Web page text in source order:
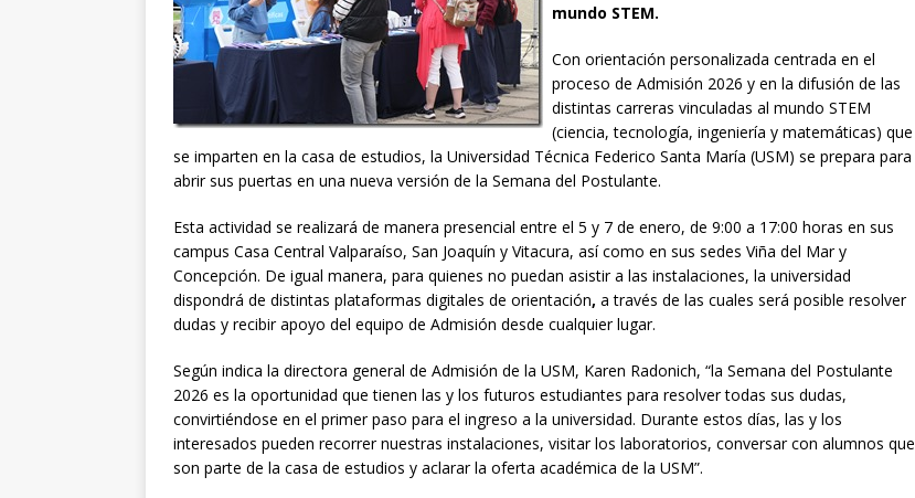
mundo STEM.
Con orientación personalizada centrada en el
proceso de Admisión 2026 y en la difusión de las
distintas carreras vinculadas al mundo STEM
(ciencia, tecnología, ingeniería y matemáticas) que
se imparten en la casa de estudios, la Universidad Técnica Federico Santa María (USM) se prepara para
abrir sus puertas en una nueva versión de la Semana del Postulante.
Esta actividad se realizará de manera presencial entre el 5 y 7 de enero, de 9:00 a 17:00 horas en sus
campus Casa Central Valparaíso, San Joaquín y Vitacura, así como en sus sedes Viña del Mar y
Concepción. De igual manera, para quienes no puedan asistir a las instalaciones, la universidad
dispondrá de distintas plataformas digitales de orientación, a través de las cuales será posible resolver
dudas y recibir apoyo del equipo de Admisión desde cualquier lugar.
Según indica la directora general de Admisión de la USM, Karen Radonich, “la Semana del Postulante
2026 es la oportunidad que tienen las y los futuros estudiantes para resolver todas sus dudas,
convirtiéndose en el primer paso para el ingreso a la universidad. Durante estos días, las y los
interesados pueden recorrer nuestras instalaciones, visitar los laboratorios, conversar con alumnos que
son parte de la casa de estudios y aclarar la oferta académica de la USM”.